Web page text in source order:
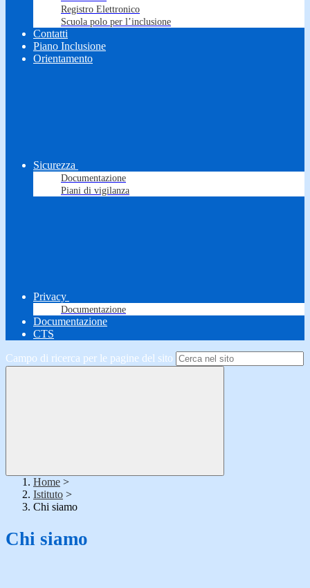
Registro Elettronico
Scuola polo per l’inclusione
Contatti
Piano Inclusione
Orientamento
Sicurezza
Documentazione
Piani di vigilanza
Privacy
Documentazione
Documentazione
CTS
Campo di ricerca per le pagine del sito
Home >
Istituto >
Chi siamo
Chi siamo